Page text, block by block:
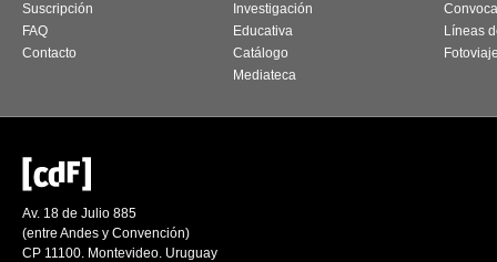
Suscripción
FAQ
Contacto
Investigación
Educativa
Catálogo
Mediateca
Líneas
Av. 18 de Julio 885
(entre Andes y Convención)
CP 11100. Montevideo. Uruguay